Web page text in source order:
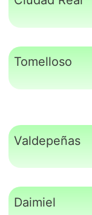
Tomelloso
Valdepeñas
Daimiel